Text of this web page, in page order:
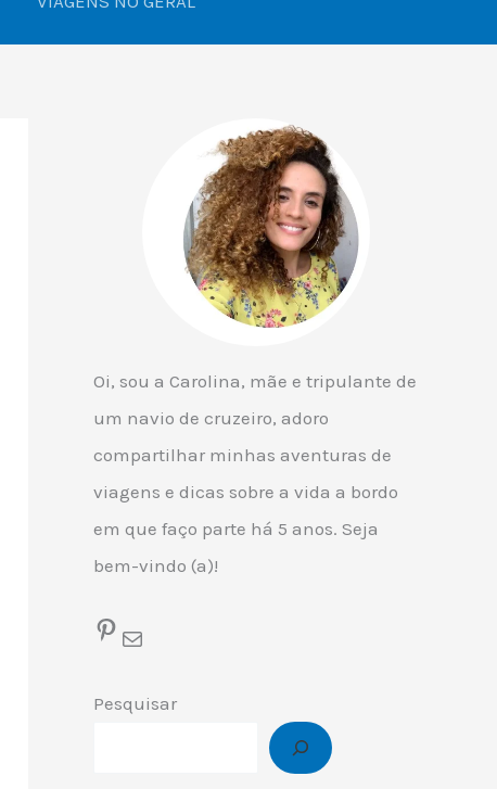
Oi, sou a Carolina, mãe e tripulante de
um navio de cruzeiro, adoro
compartilhar minhas aventuras de
viagens e dicas sobre a vida a bordo
em que faço parte há 5 anos. Seja
bem-vindo (a)!
Pinterest Mail
Pesquisar